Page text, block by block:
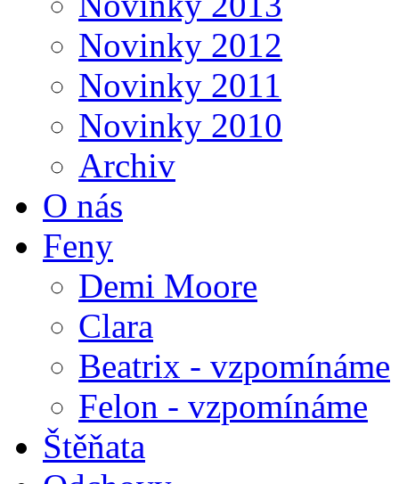
Novinky 2012
Novinky 2011
Novinky 2010
Archiv
O nás
Feny
Demi Moore
Clara
Beatrix - vzpomínáme
Felon - vzpomínáme
Štěňata